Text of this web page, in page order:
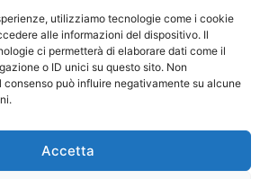
utilizziamo tecnologie come i cookie
alle informazioni del dispositivo. Il
ci permetterà di elaborare dati come il
o ID unici su questo sito. Non
può influire negativamente su alcune
Accetta
Degli Ordini dei Biologi:
fiscale 80069130583
sito internet www.fnob.it: